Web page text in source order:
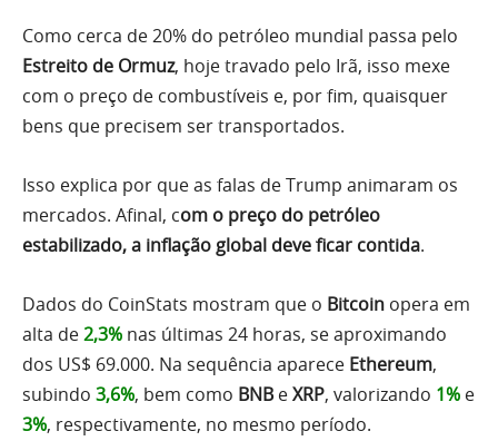
Como cerca de 20% do petróleo mundial passa pelo
Estreito de Ormuz, hoje travado pelo Irã, isso mexe
com o preço de combustíveis e, por fim, quaisquer
bens que precisem ser transportados.
Isso explica por que as falas de Trump animaram os
mercados. Afinal, com o preço do petróleo
estabilizado, a inflação global deve ficar contida.
Dados do CoinStats mostram que o Bitcoin opera em
alta de2,3% nas últimas 24 horas, se aproximando
dos US$ 69.000. Na sequência aparece Ethereum,
subindo 3,6%, bem como BNBeXRP, valorizando 1% e
3%, respectivamente, no mesmo período.